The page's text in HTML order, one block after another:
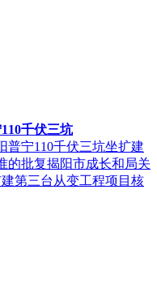
千伏三坑
普宁110千伏三坑坐扩建
的批复揭阳市成长和局关
第三台从变工程项目核